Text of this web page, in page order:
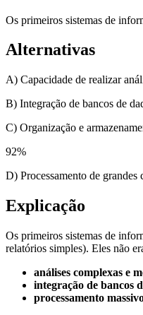
Os primeiros sistemas de
Alternativas
A) Capacidade de realizar
B) Integração de bancos de
C) Organização e
92%
D) Processamento de
Explicação
Os primeiros sistemas de
relatórios simples). Eles não
análises complexas e
integração de bancos
processamento